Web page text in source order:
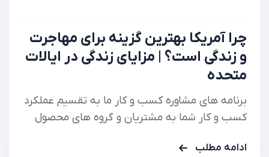
چرا آمریکا بهترین گزینه برای مهاجرت
و زندگی است؟ | مزایای زندگی در ایالات
متحده
برنامه های مشاوره کسب و کار ما به تقسیم عملکرد
کسب و کار شما به مشتریان و گروه های محصول
ادامه مطلب